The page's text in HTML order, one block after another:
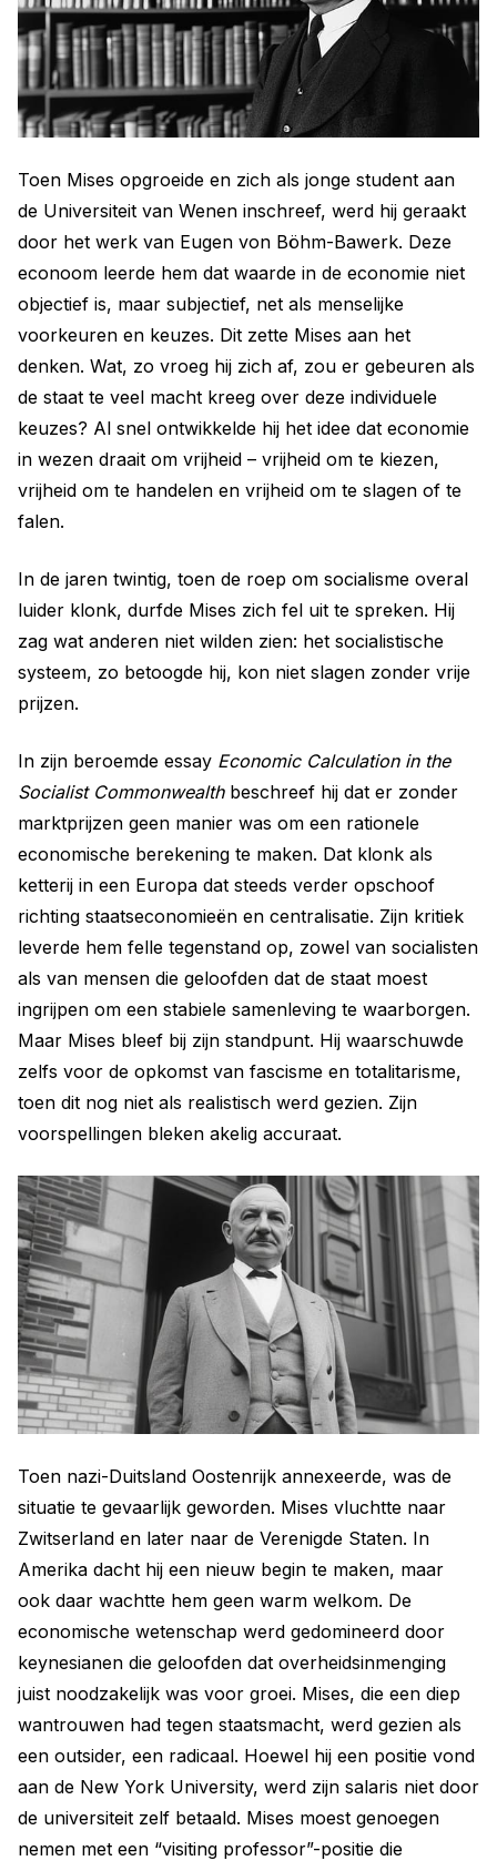
Toen Mises opgroeide en zich als jonge student aan
de Universiteit van Wenen inschreef, werd hij geraakt
door het werk van Eugen von Böhm-Bawerk. Deze
econoom leerde hem dat waarde in de economie niet
objectief is, maar subjectief, net als menselijke
voorkeuren en keuzes. Dit zette Mises aan het
denken. Wat, zo vroeg hij zich af, zou er gebeuren als
de staat te veel macht kreeg over deze individuele
keuzes? Al snel ontwikkelde hij het idee dat economie
in wezen draait om vrijheid – vrijheid om te kiezen,
vrijheid om te handelen en vrijheid om te slagen of te
falen.
In de jaren twintig, toen de roep om socialisme overal
luider klonk, durfde Mises zich fel uit te spreken. Hij
zag wat anderen niet wilden zien: het socialistische
systeem, zo betoogde hij, kon niet slagen zonder vrije
prijzen.
In zijn beroemde essay Economic Calculation in the
Socialist Commonwealthbeschreef hij dat er zonder
marktprijzen geen manier was om een rationele
economische berekening te maken. Dat klonk als
ketterij in een Europa dat steeds verder opschoof
richting staatseconomieën en centralisatie. Zijn kritiek
leverde hem felle tegenstand op, zowel van socialisten
als van mensen die geloofden dat de staat moest
ingrijpen om een stabiele samenleving te waarborgen.
Maar Mises bleef bij zijn standpunt. Hij waarschuwde
zelfs voor de opkomst van fascisme en totalitarisme,
toen dit nog niet als realistisch werd gezien. Zijn
voorspellingen bleken akelig accuraat.
Toen nazi-Duitsland Oostenrijk annexeerde, was de
situatie te gevaarlijk geworden. Mises vluchtte naar
Zwitserland en later naar de Verenigde Staten. In
Amerika dacht hij een nieuw begin te maken, maar
ook daar wachtte hem geen warm welkom. De
economische wetenschap werd gedomineerd door
keynesianen die geloofden dat overheidsinmenging
juist noodzakelijk was voor groei. Mises, die een diep
wantrouwen had tegen staatsmacht, werd gezien als
een outsider, een radicaal. Hoewel hij een positie vond
aan de New York University, werd zijn salaris niet door
de universiteit zelf betaald. Mises moest genoegen
nemen met een “visiting professor”-positie die